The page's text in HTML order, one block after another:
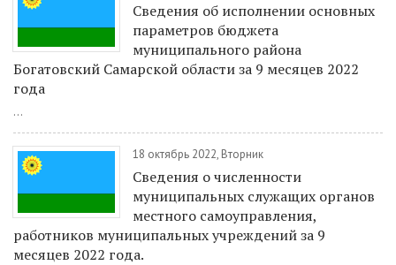
Сведения об исполнении основных
параметров бюджета
муниципального района
Богатовский Самарской области за 9 месяцев 2022
года
...
18 октябрь 2022, Вторник
Сведения о численности
муниципальных служащих органов
местного самоуправления,
работников муниципальных учреждений за 9
месяцев 2022 года.